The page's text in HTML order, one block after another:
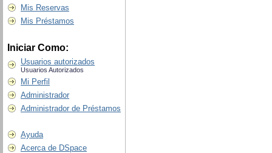
Mis Reservas
Mis Préstamos
Iniciar Como:
Usuarios autorizados
Usuarios Autorizados
Mi Perfil
Administrador
Administrador de Préstamos
Ayuda
Acerca de DSpace